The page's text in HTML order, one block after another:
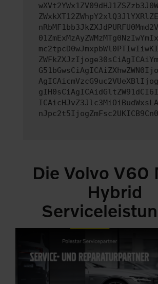
Die Volvo V60
Hybrid